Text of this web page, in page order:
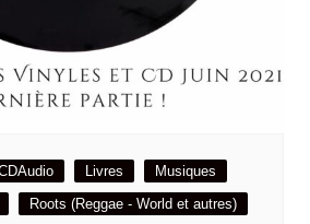
Livres
Musiques
Roots (Reggae - World et autres)